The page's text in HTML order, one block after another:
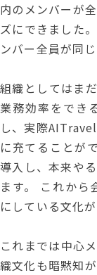
内のメンバーが
ズにできました
ンバー全員が同
組織としてはま
業務効率をでき
し、実際
に充てることが
導入し、本来や
ます。 これから
にしている文化
これまでは中心
織文化も暗黙知